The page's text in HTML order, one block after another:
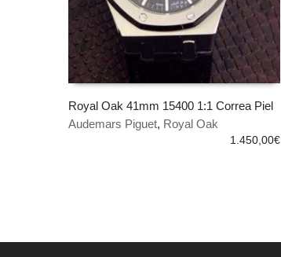
AÑADIR AL CARRITO
Royal Oak 41mm 15400 1:1 Correa Piel
Audemars Piguet, Royal Oak
1.450,00€